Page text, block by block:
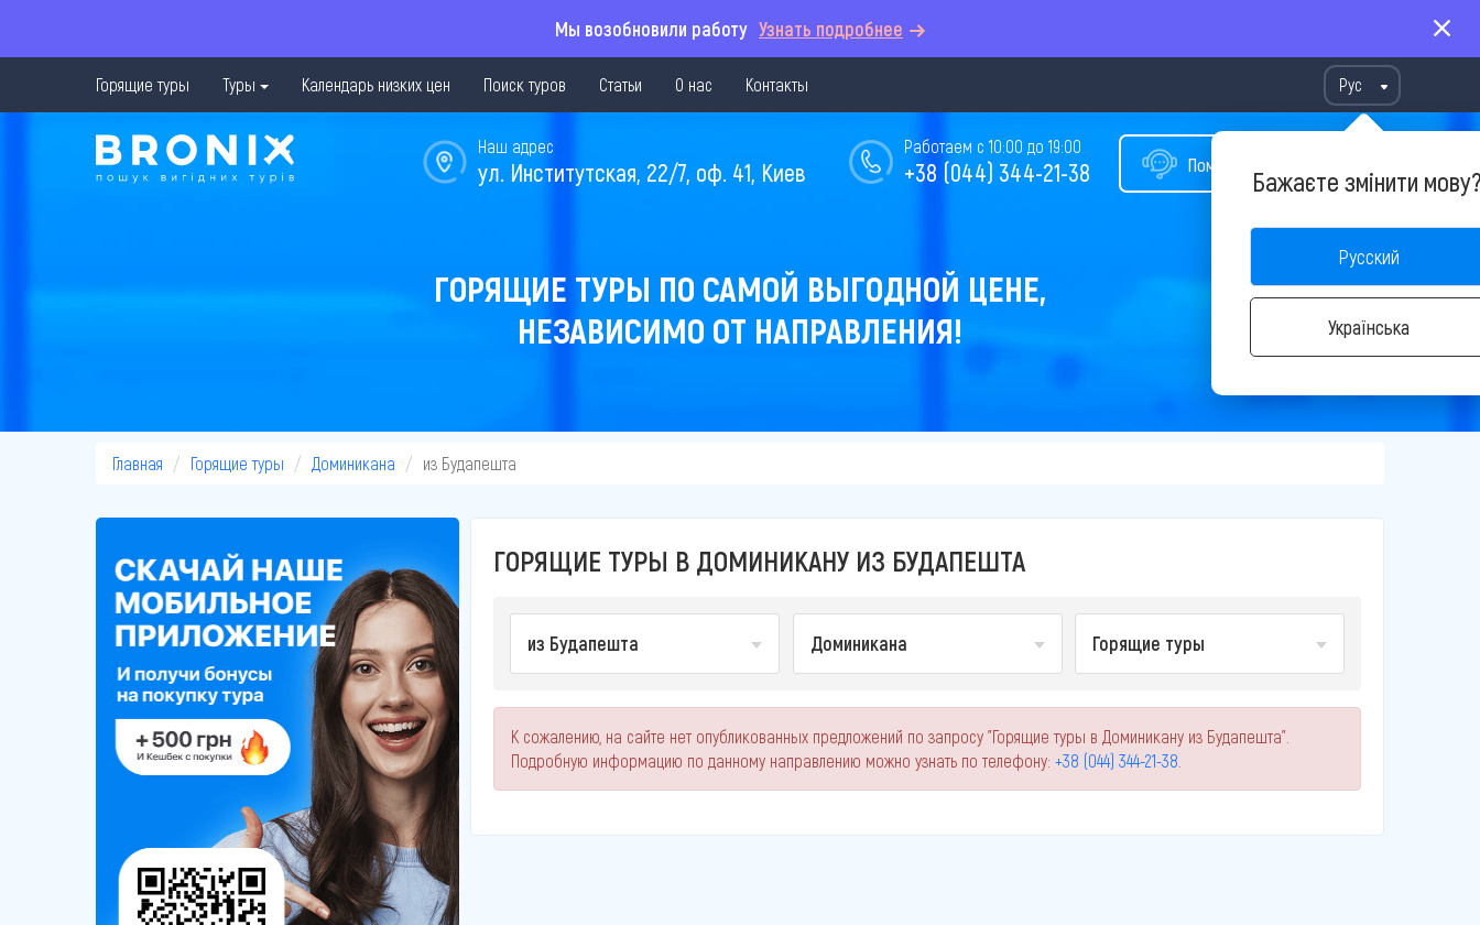
Мы возобновили работу Узнать подробнее
Горящие туры Туры Календарь низких цен Поиск туров Статьи О нас Контакты Рус
Бажаєте змінити
Русский
Українська
Помощь в подборе тура
Работаем с 10:00 до 19:00
+38 (044) 344-21-38
Наш адрес
ул. Институтская, 22/7, оф. 41, Киев
ГОРЯЩИЕ ТУРЫ ПО САМОЙ ВЫГОДНОЙ ЦЕНЕ,
НЕЗАВИСИМО ОТ НАПРАВЛЕНИЯ!
Главная Горящие туры Доминикана из Будапешта
ГОРЯЩИЕ ТУРЫ В ДОМИНИКАНУ ИЗ БУДАПЕШТА
из Будапешта Доминикана Горящие туры
К сожалению, на сайте нет опубликованных предложений по запросу "Горящие туры в Доминикану из Будапешта".
Подробную информацию по данному направлению можно узнать по телефону: +38 (044) 344-21-38